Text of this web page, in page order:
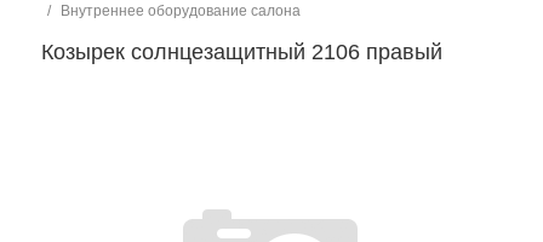
Внутреннее оборудование салона
Козырек солнцезащитный 2106 правый